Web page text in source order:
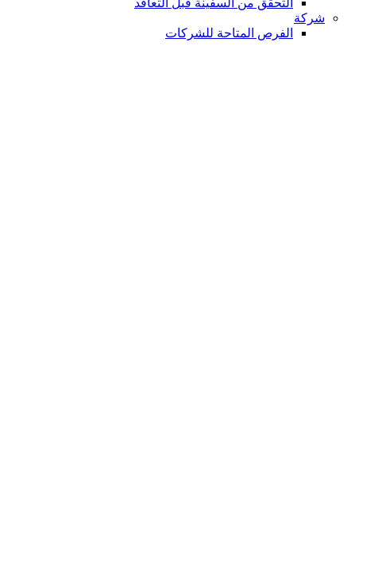
التحقق من السفينة قبل التعاقد
شركة
الفرص المتاحة للشركات